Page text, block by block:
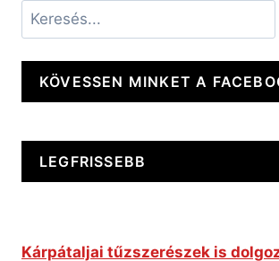
Keresés
KÖVESSEN MINKET A
LEGFRISSEBB
Kárpátaljai tűzszerészek is